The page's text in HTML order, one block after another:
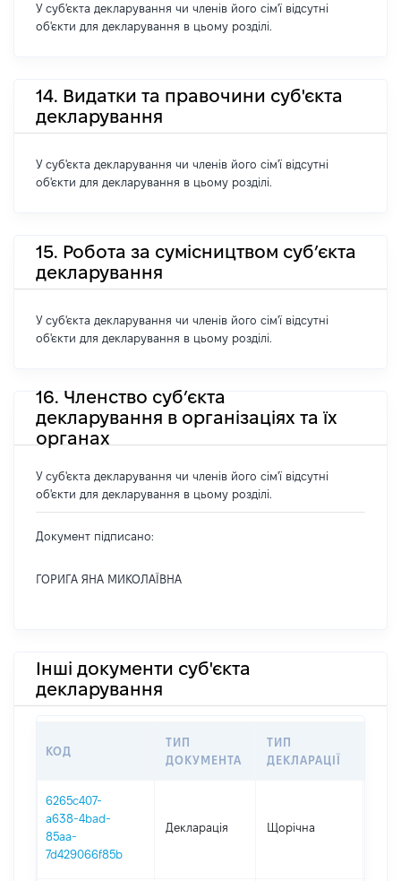
У суб'єкта декларування чи членів його сім'ї відсутні
об'єкти для декларування в цьому розділі.
14. Видатки та правочини суб'єкта
декларування
У суб'єкта декларування чи членів його сім'ї відсутні
об'єкти для декларування в цьому розділі.
15. Робота за сумісництвом суб’єкта
декларування
У суб'єкта декларування чи членів його сім'ї відсутні
об'єкти для декларування в цьому розділі.
16. Членство суб’єкта
декларування в організаціях та їх
органах
У суб'єкта декларування чи членів його сім'ї відсутні
об'єкти для декларування в цьому розділі.
Документ підписано:
ГОРИГА ЯНА МИКОЛАЇВНА
Інші документи суб'єкта
декларування
КОД
ТИП
ДОКУМЕНТА
ТИП
ДЕКЛАРАЦІЇ
6265c407-
a638-4bad-
85aa-
7d429066f85b
Декларація Щорічна